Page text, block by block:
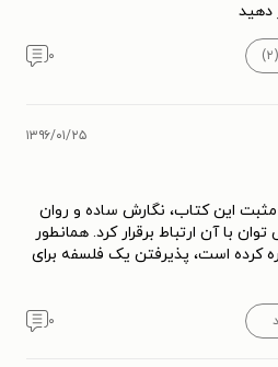
دهید
۰
۱۳۹۶/۰۱/۲۵
این کتاب، نگارش ساده و روان
با آن ارتباط برقرار کرد. همانطور
کرده است، پذیرفتن یک فلسفه برای
۰